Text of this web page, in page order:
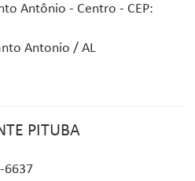
Antônio - Centro - CEP:
Antonio / AL
PITUBA
6637